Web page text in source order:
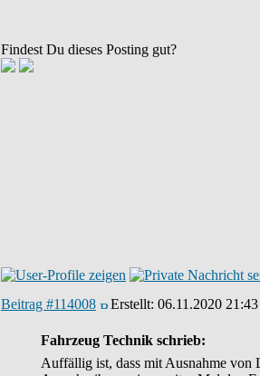
Findest Du dieses Posting gut?
Beitrag #114008 Erstellt: 06.11.2020 21:43
Fahrzeug Technik schrieb:
Auffällig ist, dass mit Ausnahme von